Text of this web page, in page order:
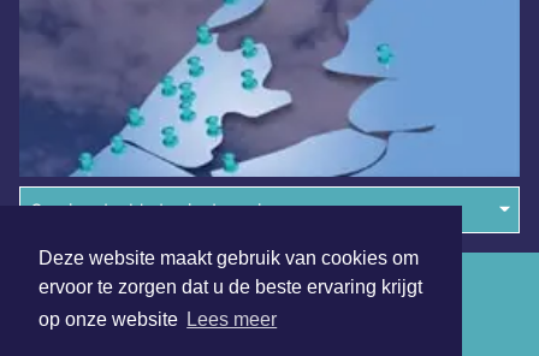
Deze website maakt gebruik van cookies om
ervoor te zorgen dat u de beste ervaring krijgt
op onze website Lees meer
Overige dagbladen in de regio
Algemene voorwaarden
Disclaimer